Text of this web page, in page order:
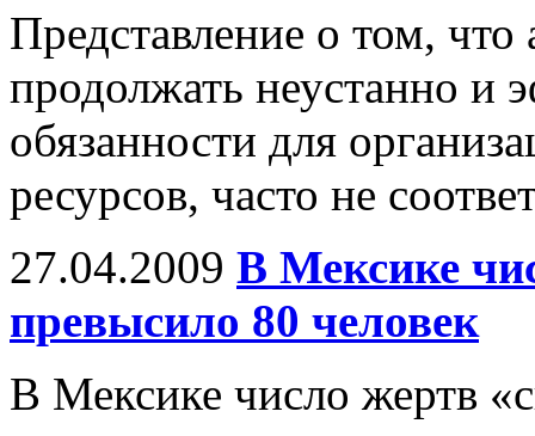
Представление о том,
продолжать неустанно и
обязанности для
ресурсов, часто не
27.04.2009 В Мексике
превысило 80 человек
В Мексике число жертв